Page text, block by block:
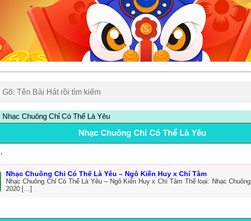
Nhạc Chuông Chỉ Có Thể Là Yêu
Nhạc Chuông Chỉ Có Thể Là Yêu
Nhạc Chuông Chỉ Có Thể Là Yêu – Ngô Kiến Huy x Chí Tâm
Nhạc Chuông Chỉ Có Thể Là Yêu – Ngô Kiến Huy x Chí Tâm Thể loại: Nhạc
2020 […]